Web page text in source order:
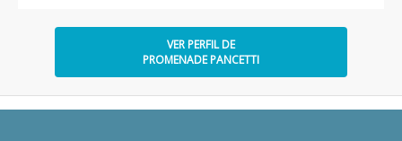
VER PERFIL DE
PROMENADE PANCETTI